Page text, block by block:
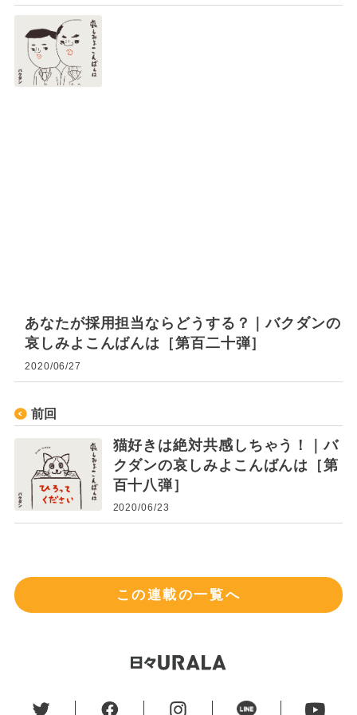
あなたが採用担当ならどうする？｜バクダンの
哀しみよこんばんは［第百二十弾］
2020/06/27
前回
猫好きは絶対共感しちゃう！｜バ
クダンの哀しみよこんばんは［第
百十八弾］
2020/06/23
この連載の一覧へ